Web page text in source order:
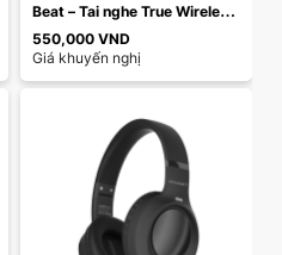
Beat – Tai nghe True Wireless
Stereo 4 mic ENC | Bluetooth
5.4 | Pin ...
550,000 VND
Giá khuyến nghị